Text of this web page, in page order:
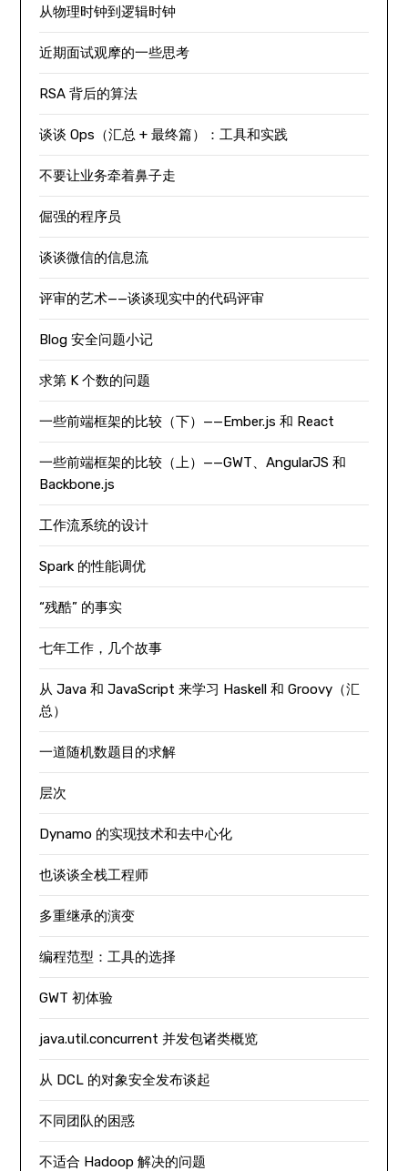
从物理时钟到逻辑时钟
近期面试观摩的一些思考
RSA 背后的算法
谈谈 Ops（汇总 + 最终篇）：工具和实践
不要让业务牵着鼻子走
倔强的程序员
谈谈微信的信息流
评审的艺术——谈谈现实中的代码评审
Blog 安全问题小记
求第 K 个数的问题
一些前端框架的比较（下）——Ember.js 和 React
一些前端框架的比较（上）——GWT、AngularJS 和
Backbone.js
工作流系统的设计
Spark 的性能调优
“残酷” 的事实
七年工作，几个故事
从 Java 和 JavaScript 来学习 Haskell 和 Groovy（汇
总）
一道随机数题目的求解
层次
Dynamo 的实现技术和去中心化
也谈谈全栈工程师
多重继承的演变
编程范型：工具的选择
GWT 初体验
java.util.concurrent 并发包诸类概览
从 DCL 的对象安全发布谈起
不同团队的困惑
不适合 Hadoop 解决的问题